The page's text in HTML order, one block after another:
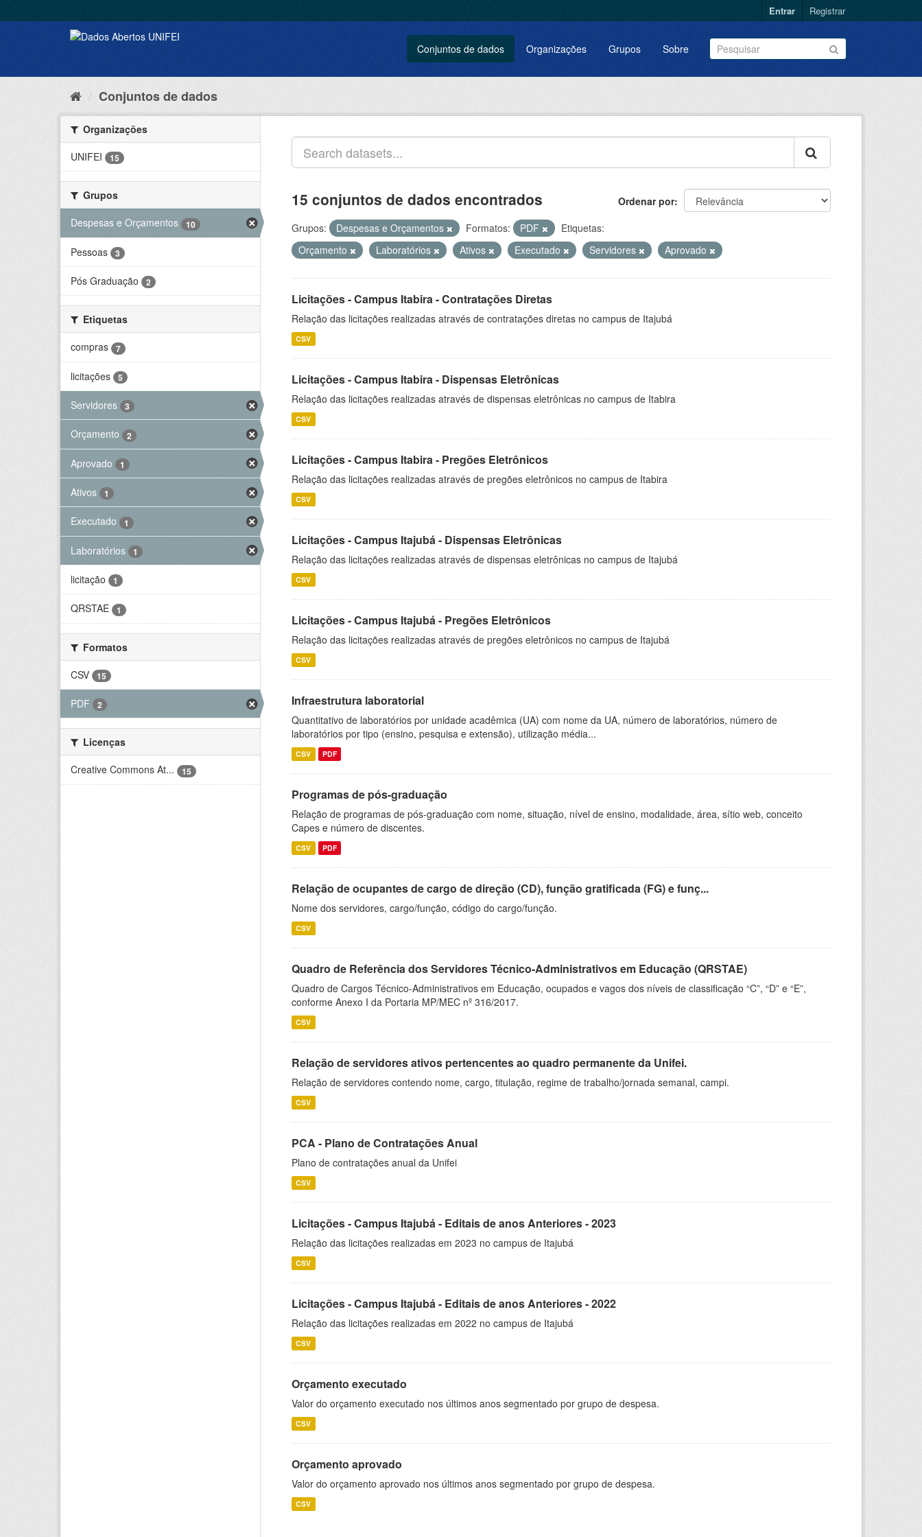
Entrar Registrar
Conjuntos de dados Organizações Grupos Sobre
Conjuntos de dados
Organizações
UNIFEI
15
Grupos
Despesas e Orçamentos
10
Pessoas 3
Pós Graduação 2
Etiquetas
compras
7
licitações 5
Servidores 3
Orçamento 2
Aprovado 1
Ativos 1
Executado 1
Laboratórios 1
licitação 1
QRSTAE 1
Formatos
CSV
15
PDF 2
Licenças
Creative Commons At...
15
Ordenar por
15 conjuntos de dados encontrados
Grupos: Despesas e Orçamentos Formatos: PDF
Etiquetas:
Orçamento
Laboratórios Ativos Executado Servidores Aprovado
Licitações - Campus Itabira - Contratações Diretas
Relação das licitações realizadas através de contratações diretas no campus de Itajubá
CSV
Licitações - Campus Itabira - Dispensas Eletrônicas
Relação das licitações realizadas através de dispensas eletrônicas no campus de Itabira
CSV
Licitações - Campus Itabira - Pregões Eletrônicos
Relação das licitações realizadas através de pregões eletrônicos no campus de Itabira
CSV
Licitações - Campus Itajubá - Dispensas Eletrônicas
Relação das licitações realizadas através de dispensas eletrônicas no campus de Itajubá
CSV
Licitações - Campus Itajubá - Pregões Eletrônicos
Relação das licitações realizadas através de pregões eletrônicos no campus de Itajubá
CSV
Infraestrutura laboratorial
Quantitativo de laboratórios por unidade acadêmica (UA) com nome da UA, número de laboratórios, número de
laboratórios por tipo (ensino, pesquisa e extensão), utilização média...
CSV PDF
Programas de pós-graduação
Relação de programas de pós-graduação com nome, situação, nível de ensino, modalidade, área, sítio web, conceito
Capes e número de discentes.
CSV PDF
Relação de ocupantes de cargo de direção (CD), função gratificada (FG) e funç...
Nome dos servidores, cargo/função, código do cargo/função.
CSV
Quadro de Referência dos Servidores Técnico-Administrativos em Educação (QRSTAE)
Quadro de Cargos Técnico-Administrativos em Educação, ocupados e vagos dos níveis de classificação “C”, “D” e “E”,
conforme Anexo I da Portaria MP/MEC nº 316/2017.
CSV
Relação de servidores ativos pertencentes ao quadro permanente da Unifei.
Relação de servidores contendo nome, cargo, titulação, regime de trabalho/jornada semanal, campi.
CSV
PCA - Plano de Contratações Anual
Plano de contratações anual da Unifei
CSV
Licitações - Campus Itajubá - Editais de anos Anteriores - 2023
Relação das licitações realizadas em 2023 no campus de Itajubá
CSV
Licitações - Campus Itajubá - Editais de anos Anteriores - 2022
Relação das licitações realizadas em 2022 no campus de Itajubá
CSV
Orçamento executado
Valor do orçamento executado nos últimos anos segmentado por grupo de despesa.
CSV
Orçamento aprovado
Valor do orçamento aprovado nos últimos anos segmentado por grupo de despesa.
CSV